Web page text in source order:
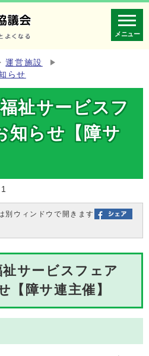
メニュー
運営施設
らせ
祉サービスフ
知らせ【障サ
別ウィンドウで開きます
サービスフェア
【障サ連主催】